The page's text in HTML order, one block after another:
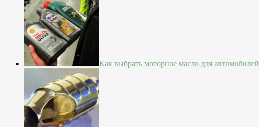
Как выбрать моторное масло для автомобилей